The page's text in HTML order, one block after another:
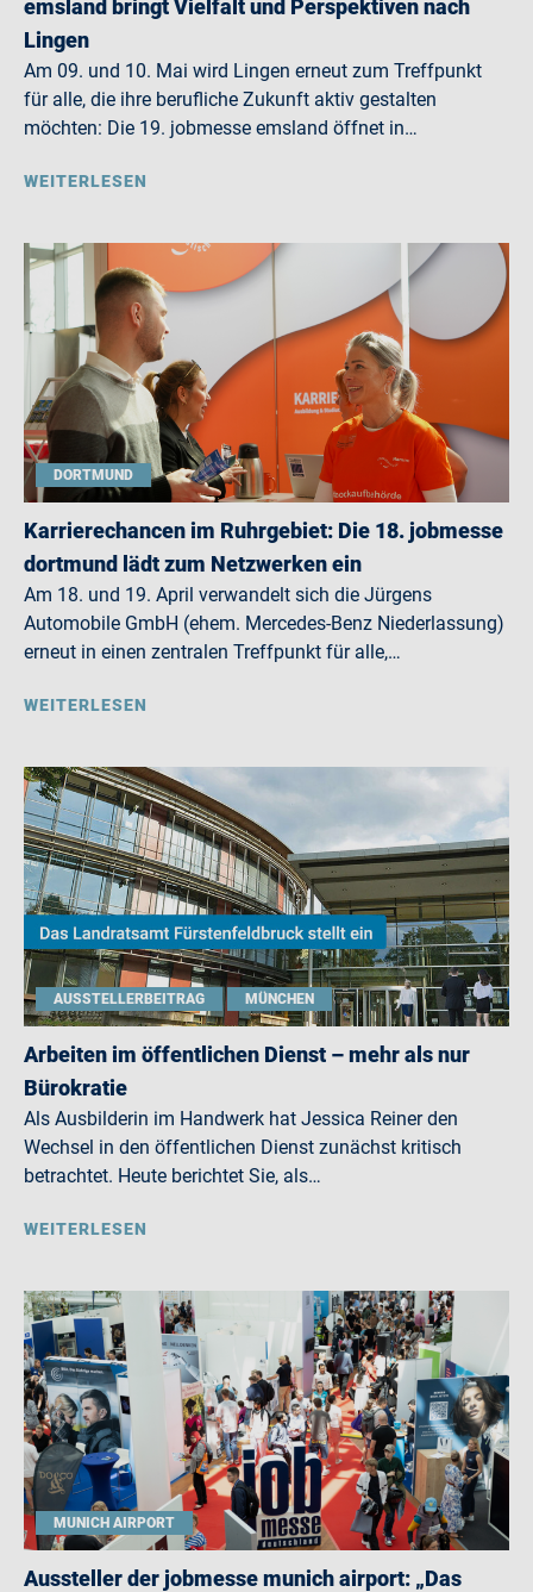
emsland bringt Vielfalt und Perspektiven nach
Lingen
Am 09. und 10. Mai wird Lingen erneut zum Treffpunkt
für alle, die ihre berufliche Zukunft aktiv gestalten
möchten: Die 19. jobmesse emsland öffnet in…
WEITERLESEN
DORTMUND
Karrierechancen im Ruhrgebiet: Die 18. jobmesse
dortmund lädt zum Netzwerken ein
Am 18. und 19. April verwandelt sich die Jürgens
Automobile GmbH (ehem. Mercedes-Benz Niederlassung)
erneut in einen zentralen Treffpunkt für alle,…
WEITERLESEN
AUSSTELLERBEITRAG MÜNCHEN
Arbeiten im öffentlichen Dienst – mehr als nur
Bürokratie
Als Ausbilderin im Handwerk hat Jessica Reiner den
Wechsel in den öffentlichen Dienst zunächst kritisch
betrachtet. Heute berichtet Sie, als…
WEITERLESEN
MUNICH AIRPORT
Aussteller der jobmesse munich airport: „Das